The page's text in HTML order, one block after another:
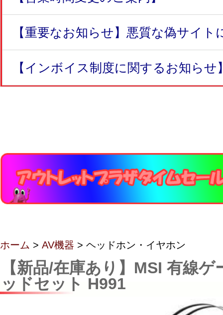
【重要なお知らせ】悪質な偽サイト
【インボイス制度に関するお知らせ
ホーム > AV機器 > ヘッドホン・イヤホン
【新品/在庫あり】MSI 有線
ッドセット H991